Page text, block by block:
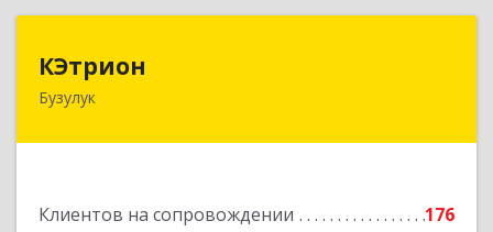
КЭтрион
Бузулук
Клиентов на сопровождении 176
461040, Оренбургская обл, Бузулук г, Пушкина